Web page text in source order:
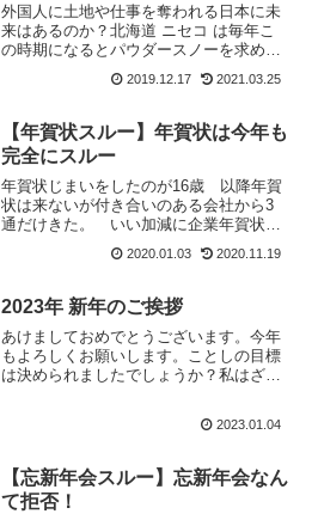
外国人に土地や仕事を奪われる日本に未
来はあるのか？北海道 ニセコ は毎年こ
の時期になるとパウダースノーを求めて
はニセコ町も観光資源として外国人を歓
なってしまっているらし...
2019.12.17 2021.03.25
【年賀状スルー】年賀状は今年も
完全にスルー
年賀状じまいをしたのが16歳 以降年賀
状は来ないが付き合いのある会社から3
通だけきた。 いい加減に企業年賀状も
ゴミ箱に行くだけだから。
2020.01.03 2020.11.19
2023年 新年のご挨拶
あけましておめでとうございます。今年
もよろしくお願いします。ことしの目標
は決められましたでしょうか？私はざっ
ではないですが・・・。『年内で工場を
2023.01.04
【忘新年会スルー】忘新年会なん
て拒否！